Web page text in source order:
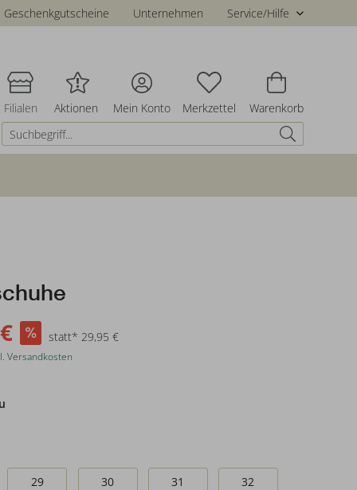
Geschenkgutscheine Unternehmen Service/Hilfe
Filialen Aktionen Mein Konto Merkzettel Warenkorb
statt* 29,95 €
Versandkosten
29 30 31 32